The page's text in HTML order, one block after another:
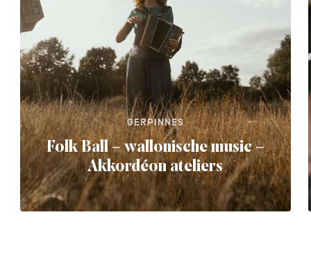
GERPINNES
Folk Ball – wallonische music –
Akkordéon ateliers